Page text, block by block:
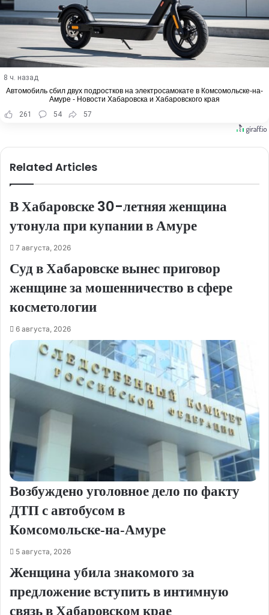
8 ч. назад
Автомобиль сбил двух подростков на электросамокате в Комсомольске-на-
Амуре - Новости Хабаровска и Хабаровского края
261
54 57
Related Articles
В Хабаровске 30-летняя женщина
утонула при купании в Амуре
7 августа, 2026
Суд в Хабаровске вынес приговор
женщине за мошенничество в сфере
косметологии
6 августа, 2026
Возбуждено уголовное дело по факту
ДТП с автобусом в
Комсомольске‑на‑Амуре
5 августа, 2026
Женщина убила знакомого за
предложение вступить в интимную
связь в Хабаровском крае